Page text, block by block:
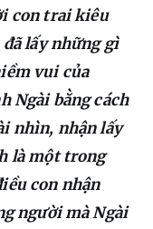
con trai kiêu
lấy những gì
vui của
Ngài bằng cách
nhìn, nhận lấy
là một trong
con nhận
người mà Ngài